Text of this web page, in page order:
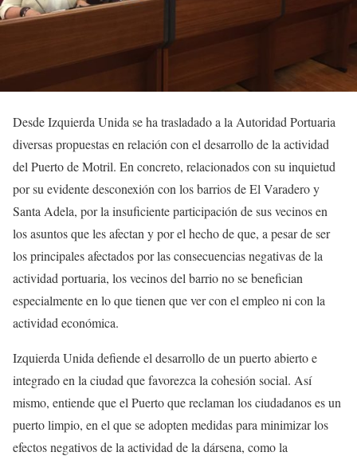
Desde Izquierda Unida se ha trasladado a la Autoridad Portuaria
diversas propuestas en relación con el desarrollo de la actividad
del Puerto de Motril. En concreto, relacionados con su inquietud
por su evidente desconexión con los barrios de El Varadero y
Santa Adela, por la insuficiente participación de sus vecinos en
los asuntos que les afectan y por el hecho de que, a pesar de ser
los principales afectados por las consecuencias negativas de la
actividad portuaria, los vecinos del barrio no se benefician
especialmente en lo que tienen que ver con el empleo ni con la
actividad económica.
Izquierda Unida defiende el desarrollo de un puerto abierto e
integrado en la ciudad que favorezca la cohesión social. Así
mismo, entiende que el Puerto que reclaman los ciudadanos es un
puerto limpio, en el que se adopten medidas para minimizar los
efectos negativos de la actividad de la dársena, como la